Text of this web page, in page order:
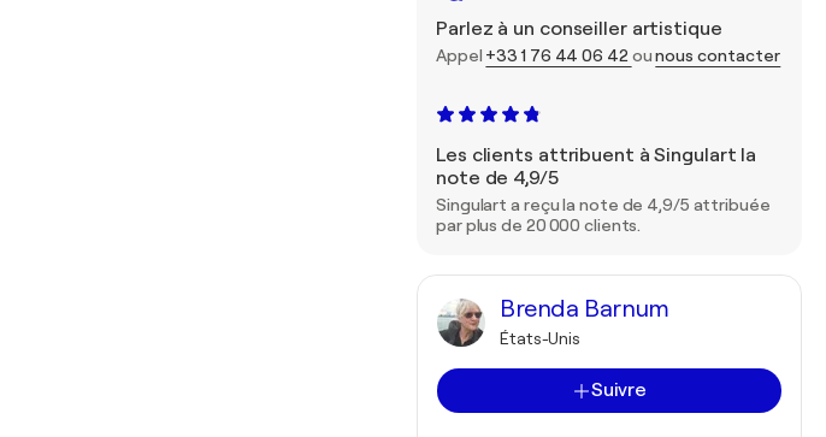
Parlez à un conseiller artistique
Appel +33 1 76 44 06 42 ounous contacter
Les clients attribuent à Singulart la
note de 4,9/5
Singulart a reçu la note de 4,9/5 attribuée
par plus de 20 000 clients.
Brenda Barnum
États-Unis
Suivre